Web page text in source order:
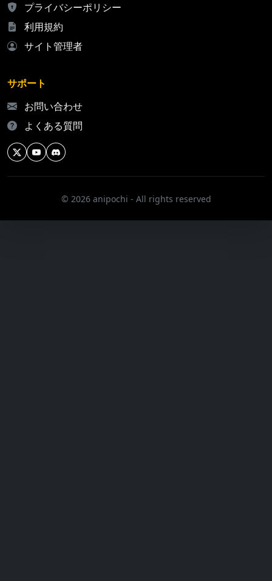
プライバシーポリシー
利用規約
サイト管理者
サポート
お問い合わせ
よくある質問
© 2026 anipochi - All rights reserved